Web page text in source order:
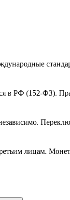
в РФ (152-ФЗ).
лицам.